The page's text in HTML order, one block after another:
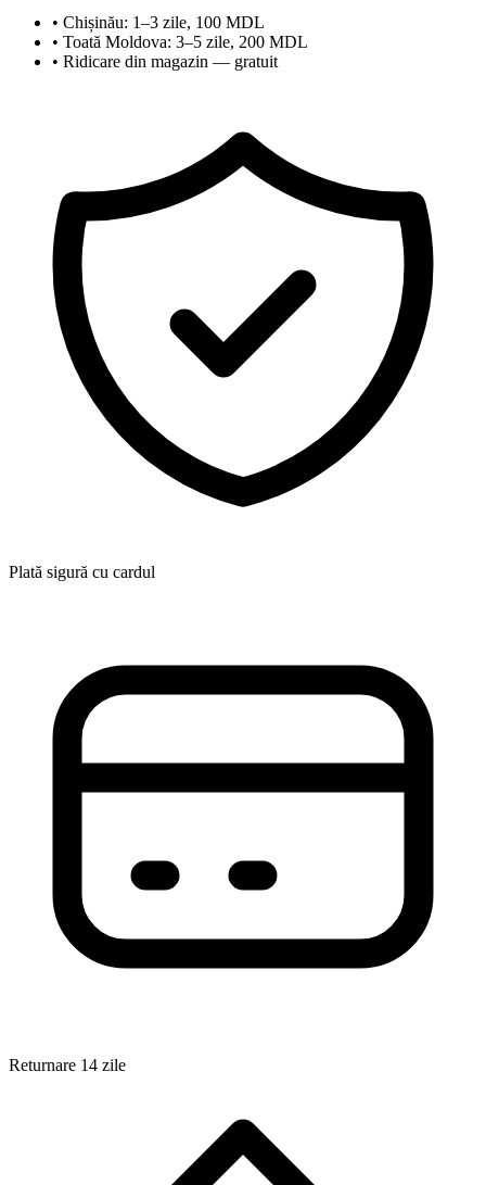
• Chișinău: 1–3 zile, 100 MDL
• Toată Moldova: 3–5 zile, 200 MDL
• Ridicare din magazin — gratuit
Plată sigură cu cardul
Returnare 14 zile